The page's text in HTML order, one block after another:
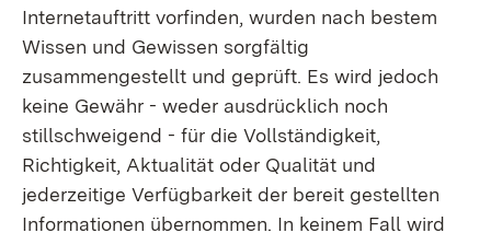
Internetauftritt vorfinden, wurden nach bestem
Wissen und Gewissen sorgfältig
zusammengestellt und geprüft. Es wird jedoch
keine Gewähr - weder ausdrücklich noch
stillschweigend - für die Vollständigkeit,
Richtigkeit, Aktualität oder Qualität und
jederzeitige Verfügbarkeit der bereit gestellten
Informationen übernommen. In keinem Fall wird